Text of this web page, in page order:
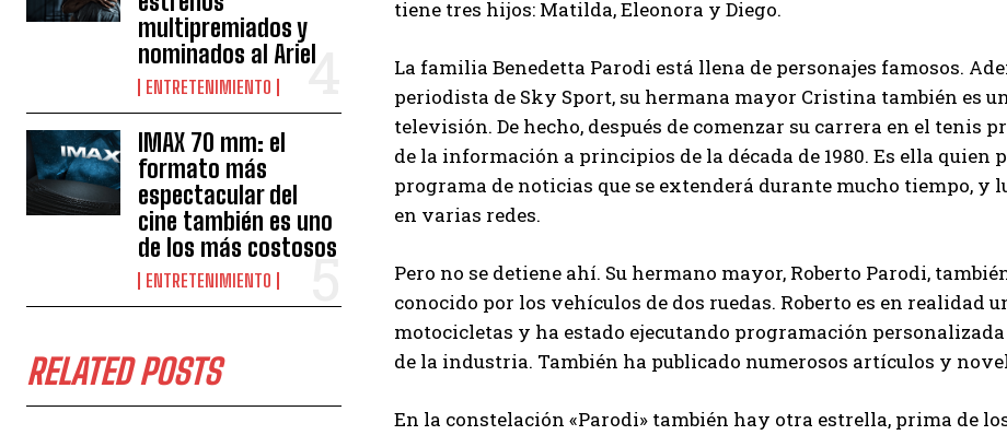
multipremiados y
nominados al Ariel
ENTRETENIMIENTO
IMAX 70 mm: el
formato más
espectacular del
cine también es uno
de los más costosos
ENTRETENIMIENTO
RELATED POSTS
tiene tres hijos: Matilda, Eleonora y Diego.
La familia Benedetta Parodi está llena de personajes famosos.
periodista de Sky Sport, su hermana mayor Cristina también es
televisión. De hecho, después de comenzar su carrera en el tenis
de la información a principios de la década de 1980. Es ella quien
programa de noticias que se extenderá durante mucho tiempo, y
en varias redes.
Pero no se detiene ahí. Su hermano mayor, Roberto Parodi,
conocido por los vehículos de dos ruedas. Roberto es en
motocicletas y ha estado ejecutando programación
de la industria. También ha publicado numerosos artículos y
En la constelación «Parodi» también hay otra estrella, prima de